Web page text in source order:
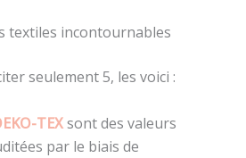
textiles incontournables
seulement 5, les voici :
TEXsont des valeurs
par le biais de